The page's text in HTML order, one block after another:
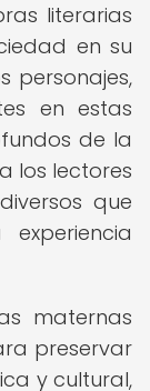
literarias
en su
personajes,
en estas
de la
los lectores
que
maternas
preservar
y cultural,